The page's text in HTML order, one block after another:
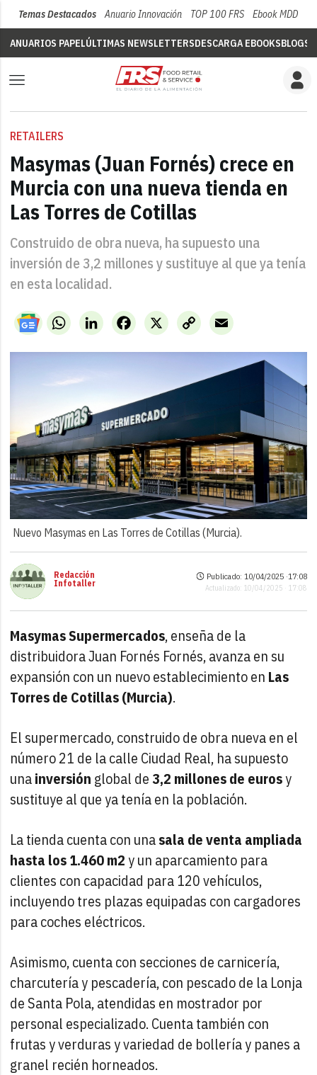
Temas Destacados Anuario Innovación TOP 100 FRS Ebook MDD
ANUARIOS PAPELÚLTIMAS NEWSLETTERSDESCARGA EBOOKSBLOGS
RETAILERS
Masymas (Juan Fornés) crece en
Murcia con una nueva tienda en
Las Torres de Cotillas
Construido de obra nueva, ha supuesto una
inversión de 3,2 millones y sustituye al que ya tenía
en esta localidad.
WhatsAppLinkedIn X
Facebook
Copy
Link
Email
Nuevo Masymas en Las Torres de Cotillas (Murcia).
Redacción
Infotaller
Publicado: 10/04/2025 ·17:08
Actualizado: 10/04/2025 · 17:08
Masymas Supermercados, enseña de la
distribuidora Juan Fornés Fornés, avanza en su
expansión con un nuevo establecimiento en Las
Torres de Cotillas (Murcia).
El supermercado, construido de obra nueva en el
número 21 de la calle Ciudad Real, ha supuesto
unainversión global de3,2 millones de eurosy
sustituye al que ya tenía en la población.
La tienda cuenta con unasala de venta ampliada
hasta los 1.460 m2y un aparcamiento para
clientes con capacidad para 120 vehículos,
incluyendo tres plazas equipadas con cargadores
para coches eléctricos.
Asimismo, cuenta con secciones de carnicería,
charcutería y pescadería, con pescado de la Lonja
de Santa Pola, atendidas en mostrador por
personal especializado. Cuenta también con
frutas y verduras y variedad de bollería y panes a
granel recién horneados.